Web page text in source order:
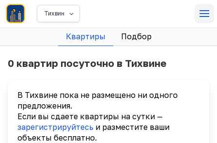
Тихвин
Квартиры Подбор
0 квартир посуточно в Тихвине
В Тихвине пока не размещено ни одного
предложения.
Если вы сдаете квартиры на сутки —
зарегистрируйтесь и разместите ваши
объекты бесплатно.